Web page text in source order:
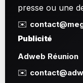
presse ou une
✉️
Publicité
Adweb Réunion
✉️